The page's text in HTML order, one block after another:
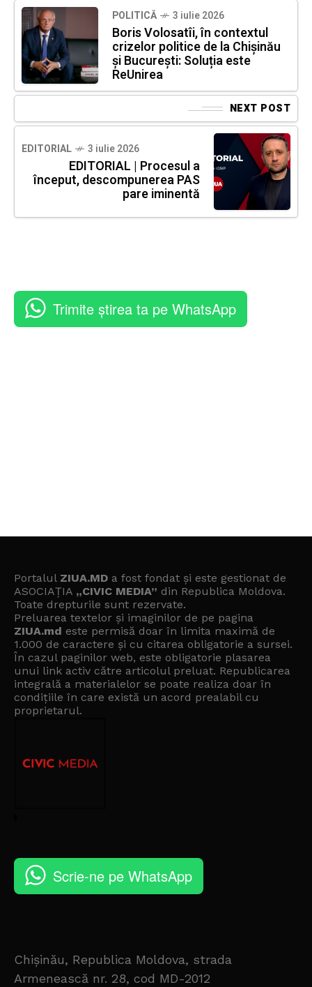
POLITICĂ 3 iulie 2026
Boris Volosatîi, în contextul
crizelor politice de la Chișinău
și București: Soluția este
ReUnirea
NEXT POST
EDITORIAL 3 iulie 2026
EDITORIAL | Procesul a
început, descompunerea PAS
pare iminentă
Trimite știrea ta pe WhatsApp
Portalul ZIUA.MD a fost fondat și este gestionat de
ASOCIAȚIA „CIVIC MEDIA” din Republica Moldova.
Toate drepturile sunt rezervate.
Preluarea textelor și imaginilor de pe pagina
ZIUA.md este permisă doar în limita maximă de
1.000 de caractere și cu citarea obligatorie a sursei.
În cazul paginilor web, este obligatorie plasarea
unui link activ către articolul preluat. Republicarea
integrală a materialelor se poate realiza doar în
condițiile în care există un acord prealabil cu
proprietarul.
Scrie-ne pe WhatsApp
Chișinău, Republica Moldova, strada
Armenească nr. 28, cod MD-2012